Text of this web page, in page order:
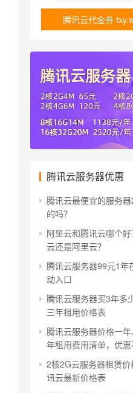
腾讯云代金券
腾讯云服务器优惠
腾讯云最便宜的服务
的吗？
阿里云和腾讯云哪个
云还是阿里云？
腾讯云服务器99元1年
动入口
腾讯云服务器买3年多
三年租用价格表
腾讯云服务器价格一
年租用费用清单，优惠
2核2G云服务器租赁
讯云最新价格表